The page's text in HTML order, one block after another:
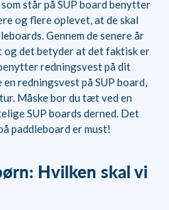
står på SUP board benytter
og flere oplevet, at de skal
Gennem de senere år
det betyder at det faktisk er
redningsvest på dit
redningsvest på SUP board,
Måske bor du tæt ved en
SUP boards derned. Det
paddleboard er must!
Hvilken skal vi